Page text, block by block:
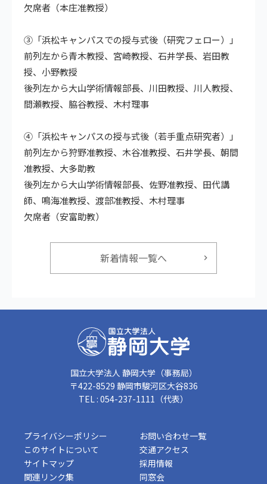
欠席者（本庄准教授）
③「浜松キャンパスでの授与式後（研究フェロー）」
前列左から青木教授、宮崎教授、石井学長、岩田教
授、小野教授
後列左から大山学術情報部長、川田教授、川人教授、
間瀬教授、脇谷教授、木村理事
④「浜松キャンパスの授与式後（若手重点研究者）」
前列左から狩野准教授、木谷准教授、石井学長、朝間
准教授、大多助教
後列左から大山学術情報部長、佐野准教授、田代講
師、鳴海准教授、渡部准教授、木村理事
欠席者（安富助教）
新着情報一覧へ
国立大学法人 静岡大学（事務局）
〒422-8529 静岡市駿河区大谷836
TEL : 054-237-1111（代表）
プライバシーポリシー
このサイトについて
サイトマップ
関連リンク集
お問い合わせ一覧
交通アクセス
採用情報
同窓会